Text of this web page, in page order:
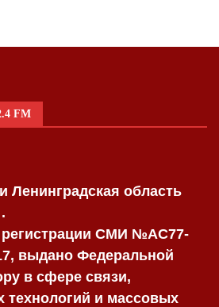
FM
Ленинградская область
.
регистрации СМИ №AC77-
выдано Федеральной
в сфере связи,
и массовых